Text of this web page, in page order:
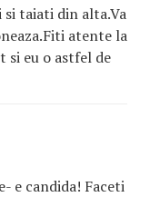
si taiati din alta.Va
atente la
si eu o astfel de
e candida! Faceti